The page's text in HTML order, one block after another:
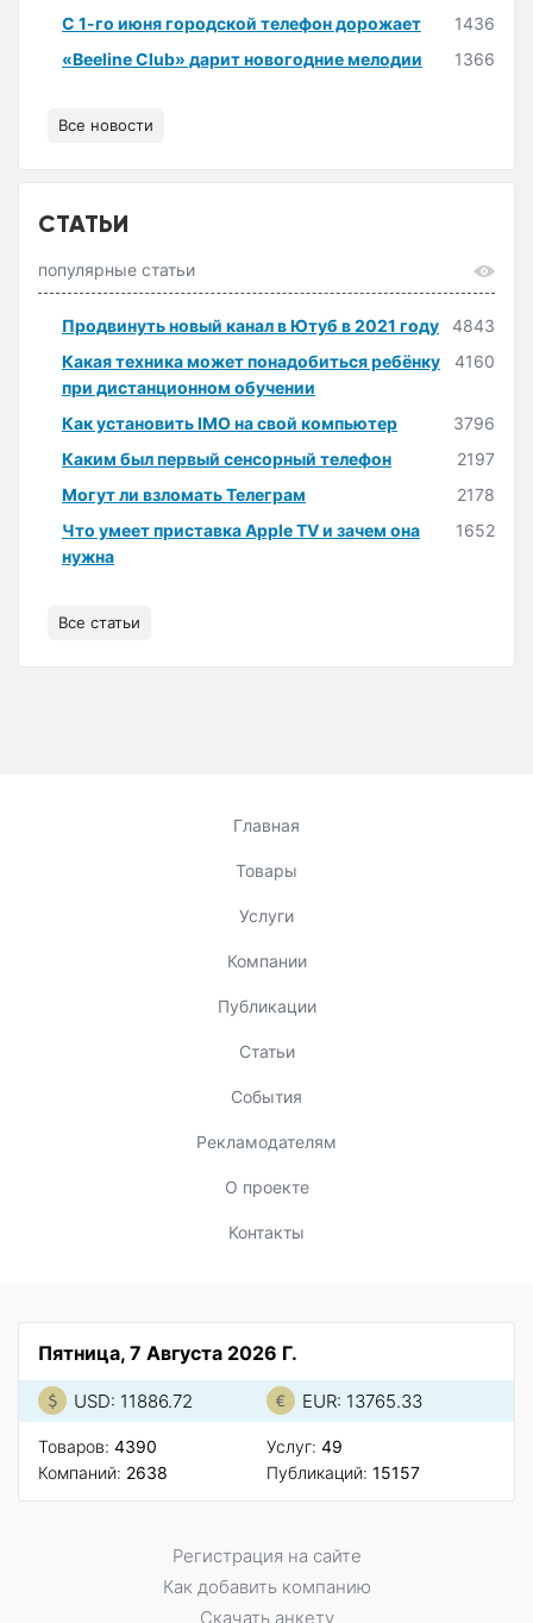
С 1-го июня городской телефон дорожает
1436
«Beeline Club» дарит новогодние мелодии
1366
Все новости
СТАТЬИ
популярные статьи
Продвинуть новый канал в Ютуб в 2021 году
4843
Какая техника может понадобиться ребёнку
при дистанционном обучении
4160
Как установить IMO на свой компьютер
3796
Каким был первый сенсорный телефон
2197
Могут ли взломать Телеграм
2178
Что умеет приставка Apple TV и зачем она
нужна
1652
Все статьи
Главная
Товары
Услуги
Компании
Публикации
Статьи
События
Рекламодателям
О проекте
Контакты
Пятница, 7 Августа 2026 Г.
USD: 11886.72 EUR: 13765.33
Товаров: 4390
Компаний: 2638
Услуг: 49
Публикаций: 15157
Регистрация на сайте
Как добавить компанию
Скачать анкету